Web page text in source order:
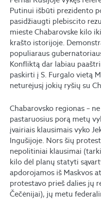
Putinui išbūti prezidento
pasidžiaugti plebiscito
mieste Chabarovske kilo
krašto istorijoje.
populiaraus
Konfliktą dar labiau
paskirti į S. Furgalo vietą
neturėjusį jokių ryšių su
Chabarovsko regionas –
pastaruosius porą metų
įvairiais klausimais vyko
Ingušijoje. Nors šių
nepolitiniai klausimai
kilo dėl planų statyti
apdorojamos iš Maskvos
protestavo prieš dalies jų
Čečėnijai), jų metu